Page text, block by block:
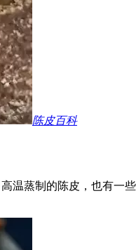
陈皮百科
温蒸制的陈皮，也有一